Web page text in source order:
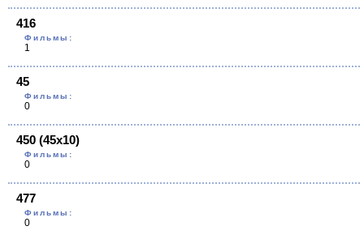
416
Фильмы:
1
45
Фильмы:
0
450 (45х10)
Фильмы:
0
477
Фильмы:
0